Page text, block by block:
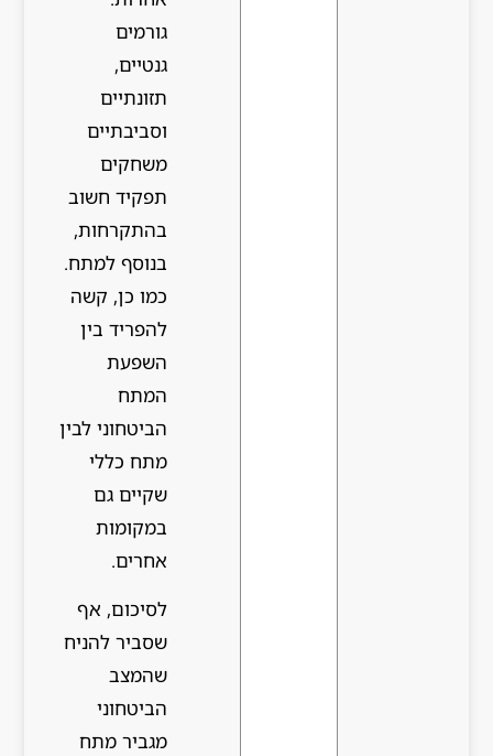
גורמים
גנטיים,
תזונתיים
וסביבתיים
משחקים
תפקיד חשוב
בהתקרחות,
בנוסף למתח.
כמו כן, קשה
להפריד בין
השפעת
המתח
הביטחוני לבין
מתח כללי
שקיים גם
במקומות
אחרים.
לסיכום, אף
שסביר להניח
שהמצב
הביטחוני
מגביר מתח